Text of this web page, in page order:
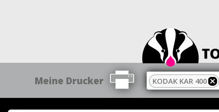
Meine Drucker KODAK KAR 400